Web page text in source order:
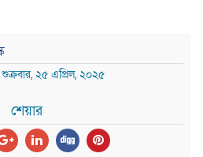
২৫ এপ্রিল, ২০২৫
শেয়ার